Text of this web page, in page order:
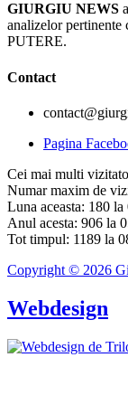
GIURGIU NEWS
analizelor
PUTERE.
Contact
Pagina
Cei mai multi
Numar maxim de
Luna aceasta: 180
Anul acesta: 906 la
Tot timpul: 1189 la
Copyright © 2026
Webdesign